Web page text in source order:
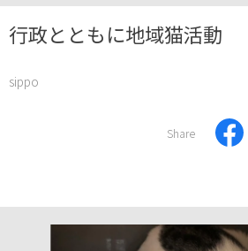
行政とともに地域猫活動
sippo
Share